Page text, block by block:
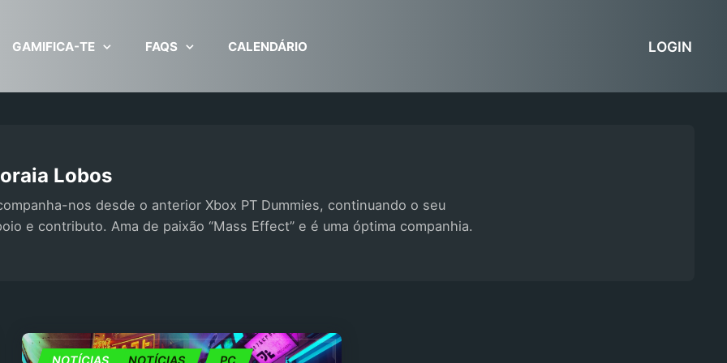
GAMIFICA-TE FAQS CALENDÁRIO LOGIN
Lobos
nos desde o anterior Xbox PT Dummies, continuando o seu
e contributo. Ama de paixão “Mass Effect” e é uma óptima companhia.